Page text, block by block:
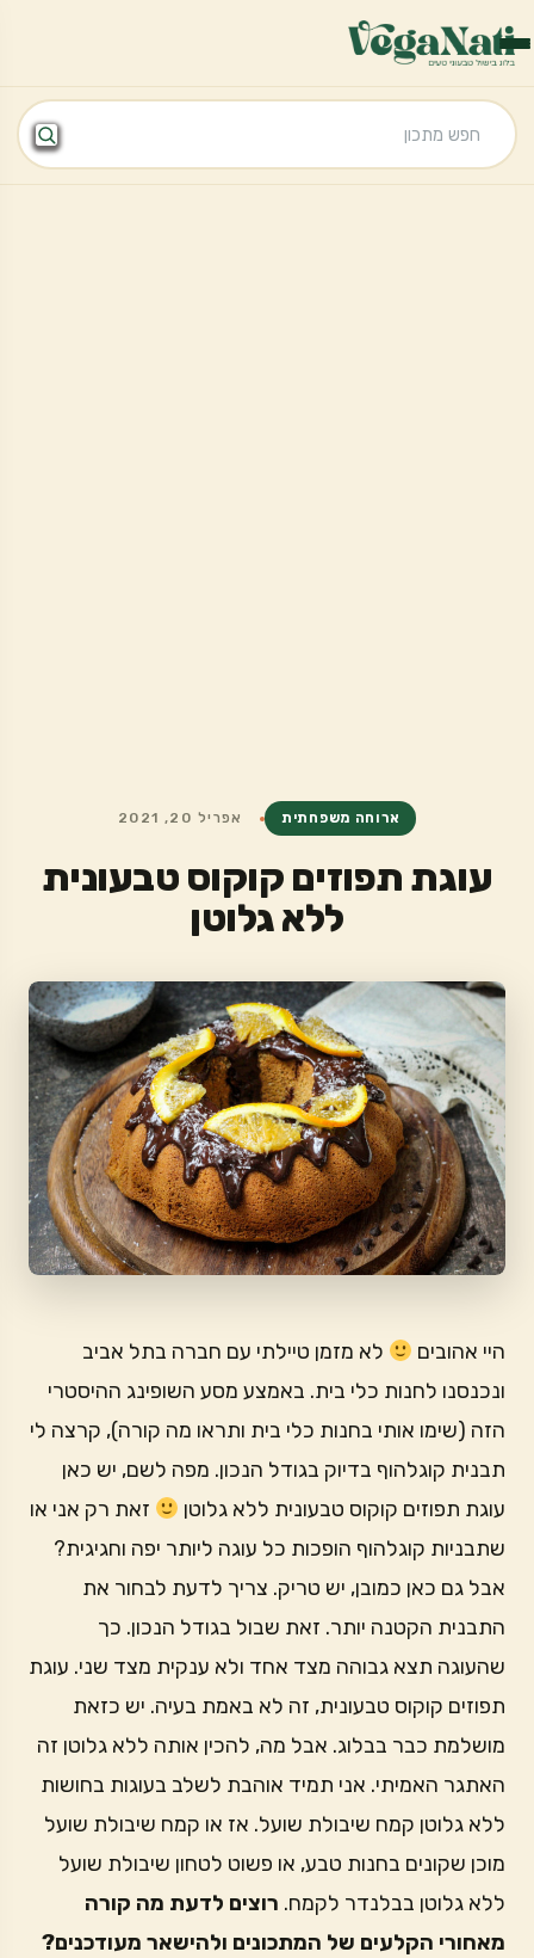
ארוחה משפחתית אפריל 20, 2021
עוגת תפוזים קוקוס טבעונית
ללא גלוטן
היי אהובים
לא מזמן טיילתי עם חברה בתל אביב
ונכנסנו לחנות כלי בית. באמצע מסע השופינג ההיסטרי
הזה (שימו אותי בחנות כלי בית ותראו מה קורה), קרצה לי
תבנית קוגלהוף בדיוק בגודל הנכון. מפה לשם, יש כאן
עוגת תפוזים קוקוס טבעונית ללא גלוטן
זאת רק אני או
שתבניות קוגלהוף הופכות כל עוגה ליותר יפה וחגיגית?
אבל גם כאן כמובן, יש טריק. צריך לדעת לבחור את
התבנית הקטנה יותר. זאת שבול בגודל הנכון. כך
שהעוגה תצא גבוהה מצד אחד ולא ענקית מצד שני. עוגת
תפוזים קוקוס טבעונית, זה לא באמת בעיה. יש כזאת
מושלמת כבר בבלוג. אבל מה, להכין אותה ללא גלוטן זה
האתגר האמיתי. אני תמיד אוהבת לשלב בעוגות בחושות
ללא גלוטן קמח שיבולת שועל. אז או קמח שיבולת שועל
מוכן שקונים בחנות טבע, או פשוט לטחון שיבולת שועל
ללא גלוטן בבלנדר לקמח. רוצים לדעת מה קורה
מאחורי הקלעים של המתכונים ולהישאר מעודכנים?